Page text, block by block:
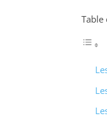
Table